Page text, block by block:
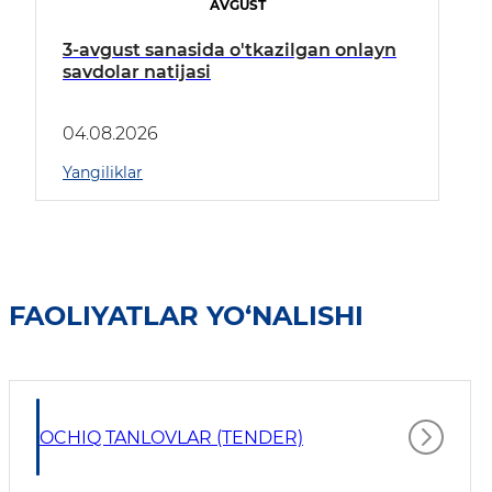
AVGUST
3-avgust sanasida o'tkazilgan onlayn
savdolar natijasi
04.08.2026
Yangiliklar
FAOLIYATLAR YO‘NALISHI
OCHIQ TANLOVLAR (TENDER)